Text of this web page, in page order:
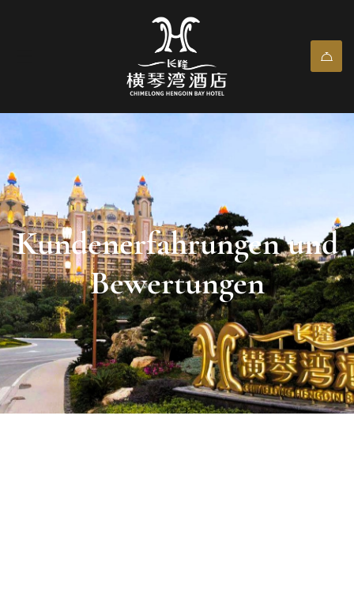
Kundenerfahrungen und
Bewertungen